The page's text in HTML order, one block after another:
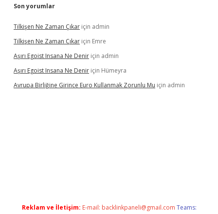
Son yorumlar
Tilkişen Ne Zaman Çıkar için admin
Tilkişen Ne Zaman Çıkar için Emre
Aşırı Egoist Insana Ne Denir için admin
Aşırı Egoist Insana Ne Denir için Hümeyra
Avrupa Birliğine Girince Euro Kullanmak Zorunlu Mu için admin
Reklam ve İletişim: E-mail: backlinkpaneli@gmail.com Teams: